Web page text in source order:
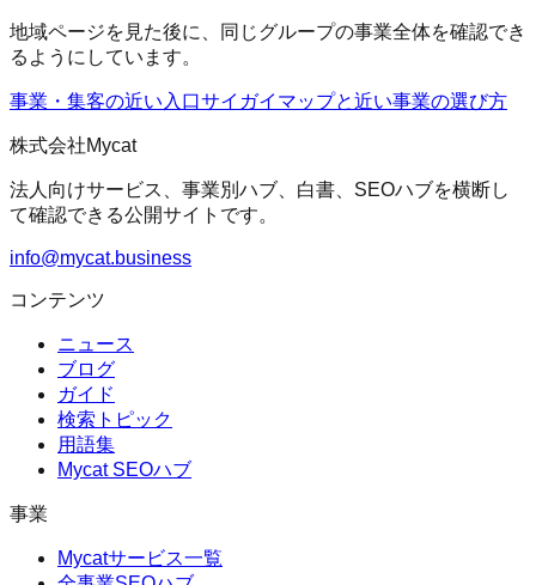
地域ページを見た後に、同じグループの事業全体を確認でき
るようにしています。
事業・集客の近い入口サイガイマップと近い事業の選び方
株式会社Mycat
法人向けサービス、事業別ハブ、白書、SEOハブを横断し
て確認できる公開サイトです。
info@mycat.business
コンテンツ
ニュース
ブログ
ガイド
検索トピック
用語集
Mycat SEOハブ
事業
Mycatサービス一覧